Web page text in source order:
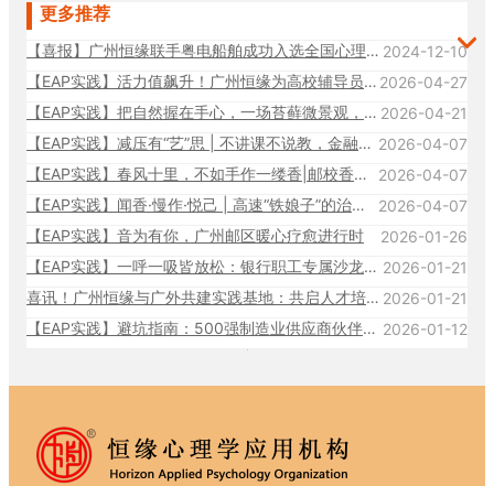
更多推荐
【喜报】广州恒缘联手粤电船舶成功入选全国心理健康服务典型案例35强！ 2024-12-10
【EAP实践】活力值飙升！广州恒缘为高校辅导员暖心充能 2026-04-27
【EAP实践】把自然握在手心，一场苔藓微景观，治愈职场疲惫 2026-04-21
【EAP实践】减压有“艺”思 | 不讲课不说教，金融人的暂停键 2026-04-07
【EAP实践】春风十里，不如手作一缕香|邮校香牌活动回顾
2026-04-07
【EAP实践】闻香·慢作·悦己 | 高速“铁娘子”的治愈时光
2026-04-07
【EAP实践】音为有你，广州邮区暖心疗愈进行时
2026-01-26
【EAP实践】一呼一吸皆放松：银行职工专属沙龙，邂逅植物的治愈力量 2026-01-21
喜讯！广州恒缘与广外共建实践基地：共启人才培养新篇 2026-01-21
【EAP实践】避坑指南：500强制造业供应商伙伴的定制法律风控课 2026-01-12